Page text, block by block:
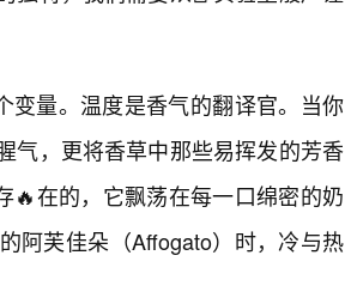
变量。温度是香气的翻译官。当你
气，更将香草中那些易挥发的芳香
🔥在的，它飘荡在每一口绵密的奶
阿芙佳朵（Affogato）时，冷与热